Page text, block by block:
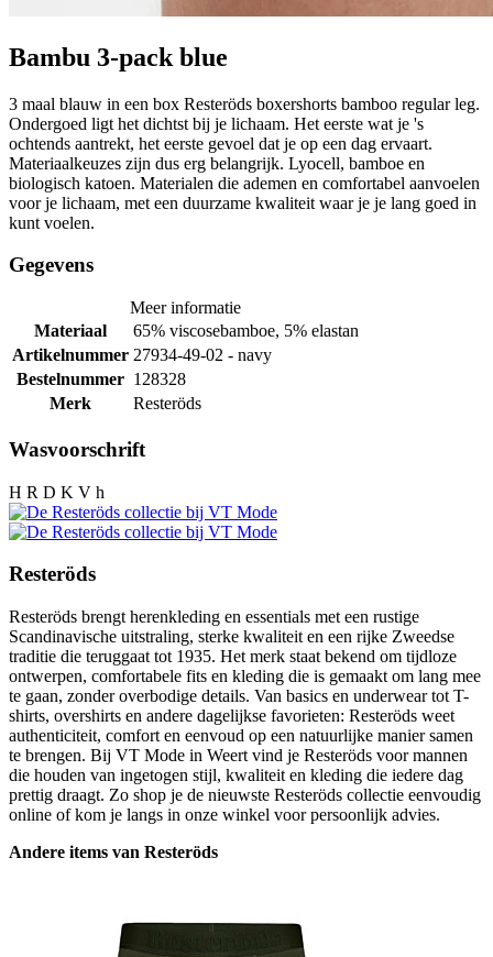
Bambu 3-pack blue
3 maal blauw in een box Resteröds boxershorts bamboo regular leg.
Ondergoed ligt het dichtst bij je lichaam. Het eerste wat je 's
ochtends aantrekt, het eerste gevoel dat je op een dag ervaart.
Materiaalkeuzes zijn dus erg belangrijk. Lyocell, bamboe en
biologisch katoen. Materialen die ademen en comfortabel aanvoelen
voor je lichaam, met een duurzame kwaliteit waar je je lang goed in
kunt voelen.
Gegevens
Meer informatie
Materiaal
65% viscosebamboe, 5% elastan
Artikelnummer 27934-49-02 - navy
Bestelnummer 128328
Merk
Resteröds
Wasvoorschrift
H R D K V h
Resteröds
Resteröds brengt herenkleding en essentials met een rustige
Scandinavische uitstraling, sterke kwaliteit en een rijke Zweedse
traditie die teruggaat tot 1935. Het merk staat bekend om tijdloze
ontwerpen, comfortabele fits en kleding die is gemaakt om lang mee
te gaan, zonder overbodige details. Van basics en underwear tot T-
shirts, overshirts en andere dagelijkse favorieten: Resteröds weet
authenticiteit, comfort en eenvoud op een natuurlijke manier samen
te brengen. Bij VT Mode in Weert vind je Resteröds voor mannen
die houden van ingetogen stijl, kwaliteit en kleding die iedere dag
prettig draagt. Zo shop je de nieuwste Resteröds collectie eenvoudig
online of kom je langs in onze winkel voor persoonlijk advies.
Andere items van Resteröds